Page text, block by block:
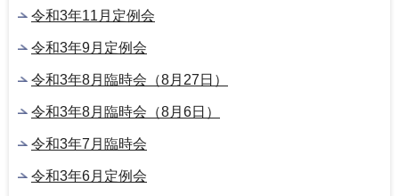
令和3年11月定例会
令和3年9月定例会
令和3年8月臨時会（8月27日）
令和3年8月臨時会（8月6日）
令和3年7月臨時会
令和3年6月定例会